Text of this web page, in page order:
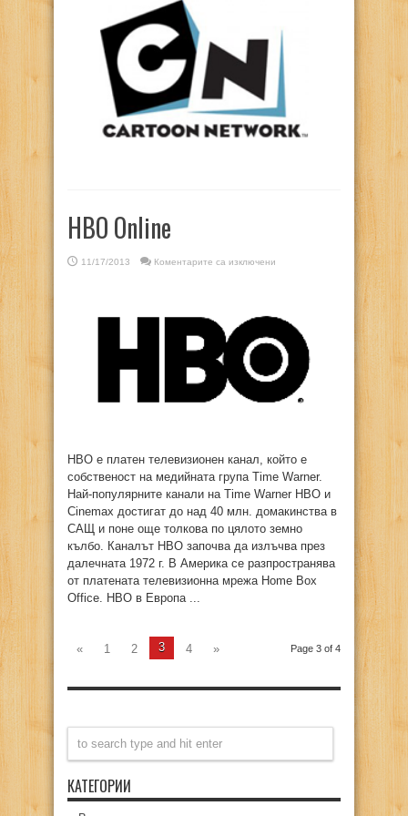
HBO Online
11/17/2013 Коментарите са изключени
HBO е платен телевизионен канал, който е
собственост на медийната група Time Warner.
Най-популярните канали на Time Warner HBO и
Cinemax достигат до над 40 млн. домакинства в
САЩ и поне още толкова по цялото земно
кълбо. Каналът HBO започва да излъчва през
далечната 1972 г. В Америка се разпространява
от платената телевизионна мрежа Home Box
Office. HBO в Европа ...
Page 3 of 4
« 1 2 3 4 »
КАТЕГОРИИ